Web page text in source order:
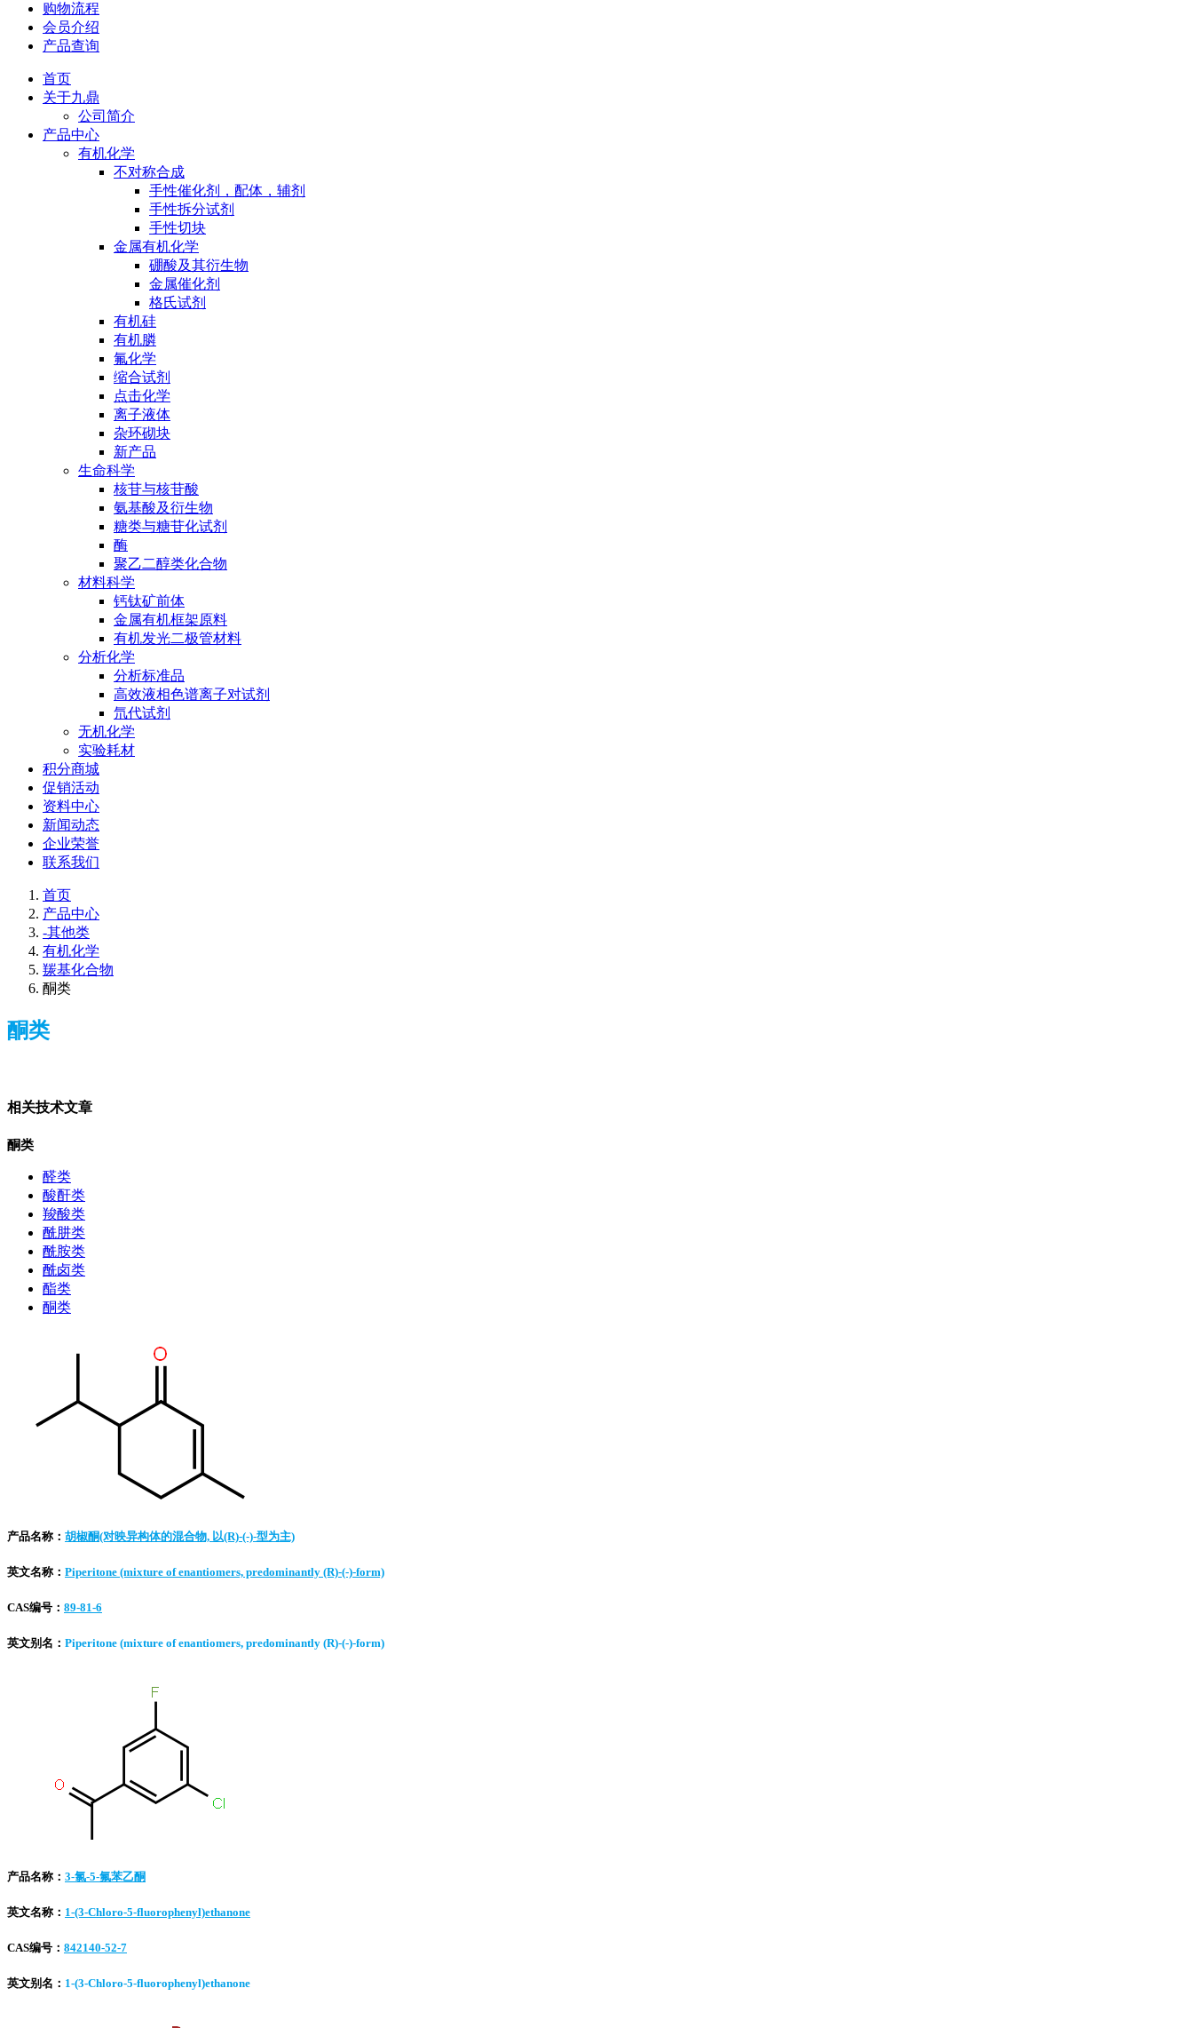
购物流程
会员介绍
产品查询
首页
关于九鼎
公司简介
产品中心
有机化学
不对称合成
手性催化剂，配体，辅剂
手性拆分试剂
手性切块
金属有机化学
硼酸及其衍生物
金属催化剂
格氏试剂
有机硅
有机膦
氟化学
缩合试剂
点击化学
离子液体
杂环砌块
新产品
生命科学
核苷与核苷酸
氨基酸及衍生物
糖类与糖苷化试剂
酶
聚乙二醇类化合物
材料科学
钙钛矿前体
金属有机框架原料
有机发光二极管材料
分析化学
分析标准品
高效液相色谱离子对试剂
氘代试剂
无机化学
实验耗材
积分商城
促销活动
资料中心
新闻动态
企业荣誉
联系我们
首页
产品中心
-其他类
有机化学
羰基化合物
酮类
酮类
相关技术文章
酮类
醛类
酸酐类
羧酸类
酰肼类
酰胺类
酰卤类
酯类
酮类
产品名称： 胡椒酮(对映异构体的混合物, 以(R)-(-)-型为主)
英文名称： Piperitone (mixture of enantiomers, predominantly (R)-(-)-form)
CAS编号： 89-81-6
英文别名： Piperitone (mixture of enantiomers, predominantly (R)-(-)-form)
产品名称： 3-氯-5-氟苯乙酮
英文名称： 1-(3-Chloro-5-fluorophenyl)ethanone
CAS编号： 842140-52-7
英文别名： 1-(3-Chloro-5-fluorophenyl)ethanone